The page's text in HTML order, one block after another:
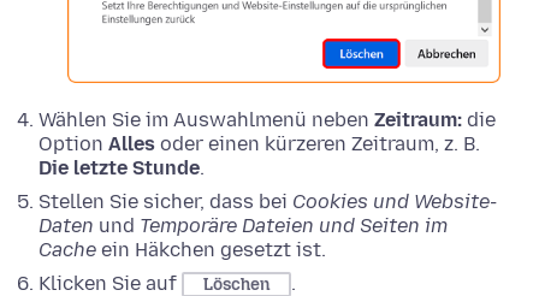
Wählen Sie im Auswahlmenü neben Zeitraum: die
Option Alles oder einen kürzeren Zeitraum, z. B.
Die letzte Stunde.
Stellen Sie sicher, dass bei Cookies und Website-
Daten und Temporäre Dateien und Seiten im
Cache ein Häkchen gesetzt ist.
Klicken Sie auf
Löschen .